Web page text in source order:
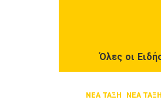
Όλες οι
ΝΈΑ ΤΆΞΗ ΝΈΑ